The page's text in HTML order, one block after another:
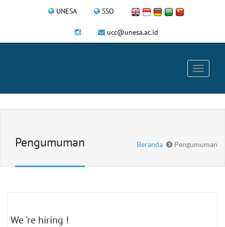
UNESA SSO
ucc@unesa.ac.id
Pengumuman Beranda Pengumuman
We 're hiring !